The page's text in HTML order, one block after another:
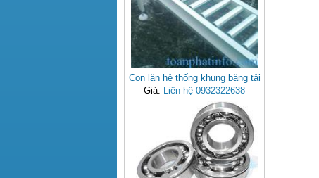
Con lăn hệ thống khung băng tải
Giá:
Liên hệ 0932322638